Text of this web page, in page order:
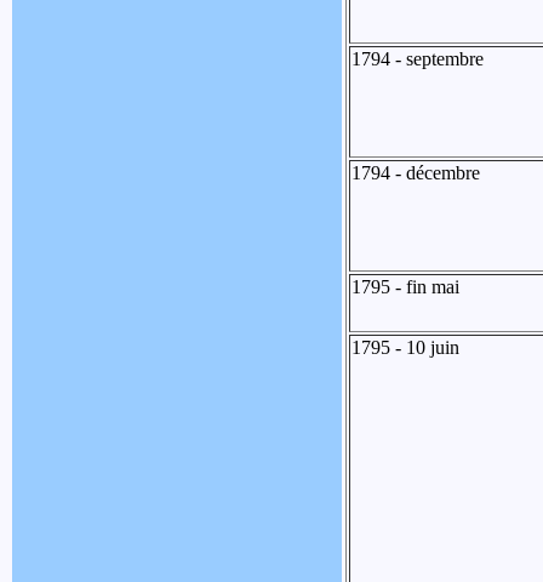
1794 - septembre
1794 - décembre
1795 - fin mai
1795 - 10 juin